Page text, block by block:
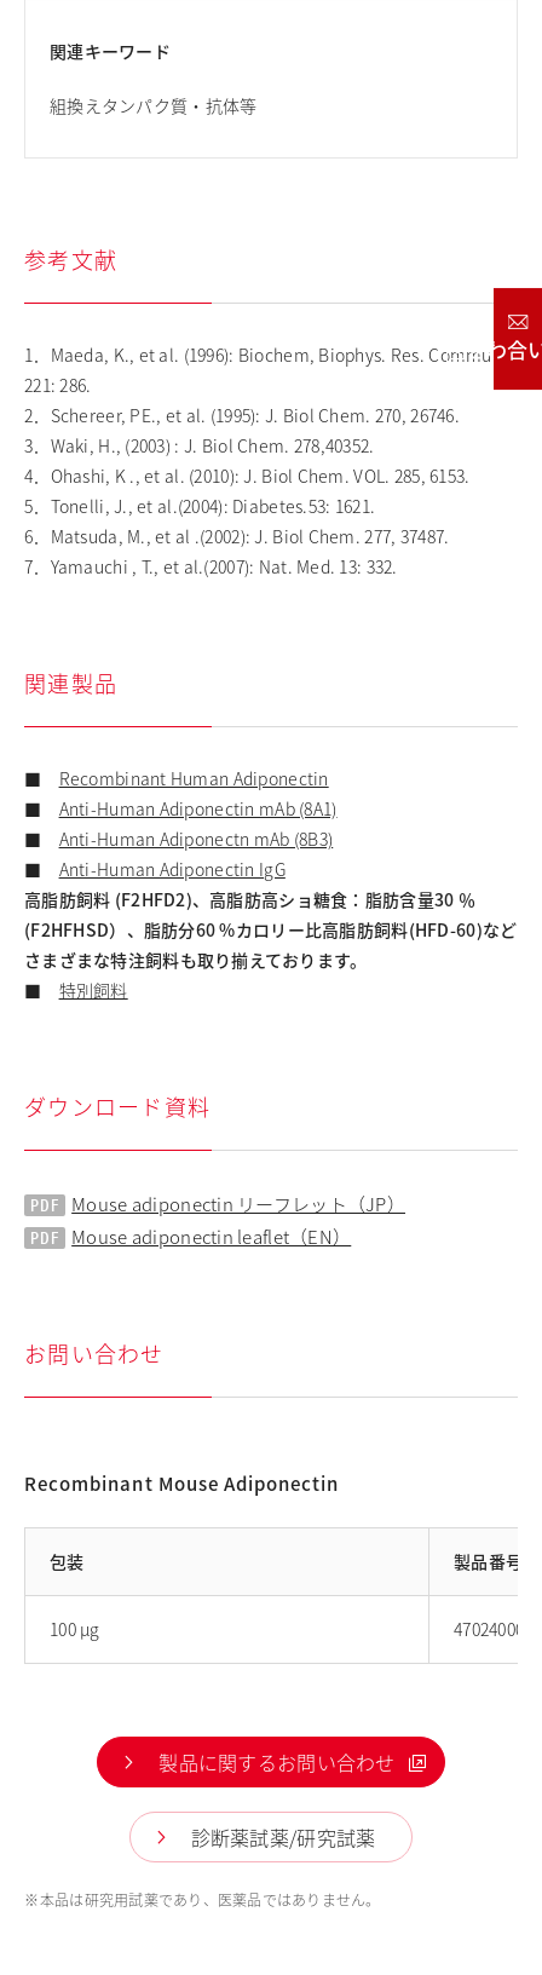
関連キーワード
組換えタンパク質・抗体等
参考文献
1．Maeda, K., et al. (1996): Biochem, Biophys. Res. Commun.
221: 286.
2．Schereer, PE., et al. (1995): J. Biol Chem. 270, 26746.
3．Waki, H., (2003) : J. Biol Chem. 278,40352.
4．Ohashi, K ., et al. (2010): J. Biol Chem. VOL. 285, 6153.
5．Tonelli, J., et al.(2004): Diabetes.53: 1621.
6．Matsuda, M., et al .(2002): J. Biol Chem. 277, 37487.
7．Yamauchi , T., et al.(2007): Nat. Med. 13: 332.
関連製品
■ Recombinant Human Adiponectin
■ Anti-Human Adiponectin mAb (8A1)
■ Anti-Human Adiponectn mAb (8B3)
■ Anti-Human Adiponectin IgG
高脂肪飼料 (F2HFD2)、高脂肪高ショ糖食：脂肪含量30 ％
(F2HFHSD）、脂肪分60 %カロリー比高脂肪飼料(HFD-60)など
さまざまな特注飼料も取り揃えております。
■ 特別飼料
ダウンロード資料
Mouse adiponectin リーフレット（JP）
Mouse adiponectin leaflet（EN）
お問い合わせ
Recombinant Mouse Adiponectin
包装 製品番号
100 μg 47024000
製品に関するお問い合わせ
診断薬試薬/研究試薬
※本品は研究用試薬であり、医薬品ではありません。
お問い合わせ